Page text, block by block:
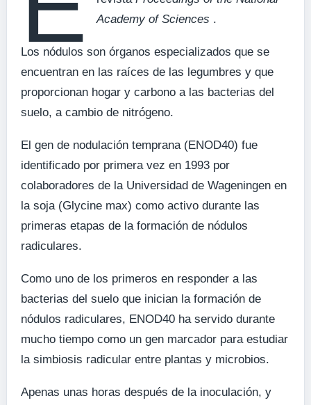
Academy of Sciences .
Los nódulos son órganos especializados que se
encuentran en las raíces de las legumbres y que
proporcionan hogar y carbono a las bacterias del
suelo, a cambio de nitrógeno.
El gen de nodulación temprana (ENOD40) fue
identificado por primera vez en 1993 por
colaboradores de la Universidad de Wageningen en
la soja (Glycine max) como activo durante las
primeras etapas de la formación de nódulos
radiculares.
Como uno de los primeros en responder a las
bacterias del suelo que inician la formación de
nódulos radiculares, ENOD40 ha servido durante
mucho tiempo como un gen marcador para estudiar
la simbiosis radicular entre plantas y microbios.
Apenas unas horas después de la inoculación, y